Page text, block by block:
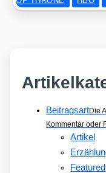
BeitragsartDie
Kommentar oder
Artikel
Featured